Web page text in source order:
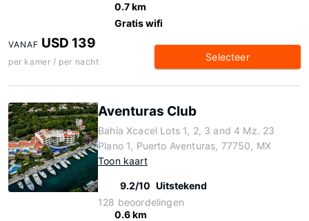
0.7 km
Gratis wifi
VANAF USD 139
per kamer / per nacht Selecteer
Aventuras Club
Bahia Xcacel Lots 1, 2, 3 and 4 Mz. 23
Plano 1, Puerto Aventuras, 77750, MX
Toon kaart
9.2/10 Uitstekend
128 beoordelingen
0.6 km